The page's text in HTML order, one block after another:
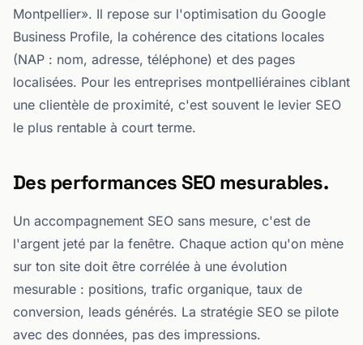
Montpellier». Il repose sur l'optimisation du Google
Business Profile, la cohérence des citations locales
(NAP : nom, adresse, téléphone) et des pages
localisées. Pour les entreprises montpelliéraines ciblant
une clientèle de proximité, c'est souvent le levier SEO
le plus rentable à court terme.
Des performances SEO mesurables.
Un accompagnement SEO sans mesure, c'est de
l'argent jeté par la fenêtre. Chaque action qu'on mène
sur ton site doit être corrélée à une évolution
mesurable : positions, trafic organique, taux de
conversion, leads générés. La stratégie SEO se pilote
avec des données, pas des impressions.